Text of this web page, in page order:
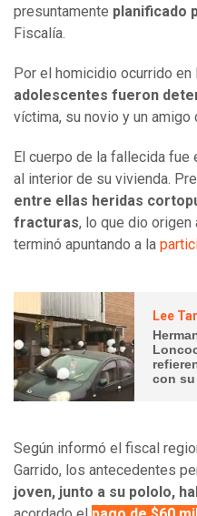
presuntamente planificado
Fiscalía.
Por el homicidio ocurrido en
adolescentes fueron
víctima, su novio y un amigo
El cuerpo de la fallecida fue
al interior de su vivienda.
entre ellas heridas
fracturas, lo que dio origen
terminó apuntando a la
Lee
con
Según informó el fiscal
Garrido, los antecedentes
joven, junto a su pololo,